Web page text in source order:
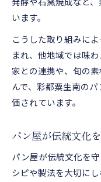
発酵や石窯焼成など
います。
こうした取り組みに
まれ、他地域では味
家との連携や、旬の
んで、彩都粟生南の
価されています。
パン屋が伝統文化
パン屋が伝統文化を
シピや製法を大切に